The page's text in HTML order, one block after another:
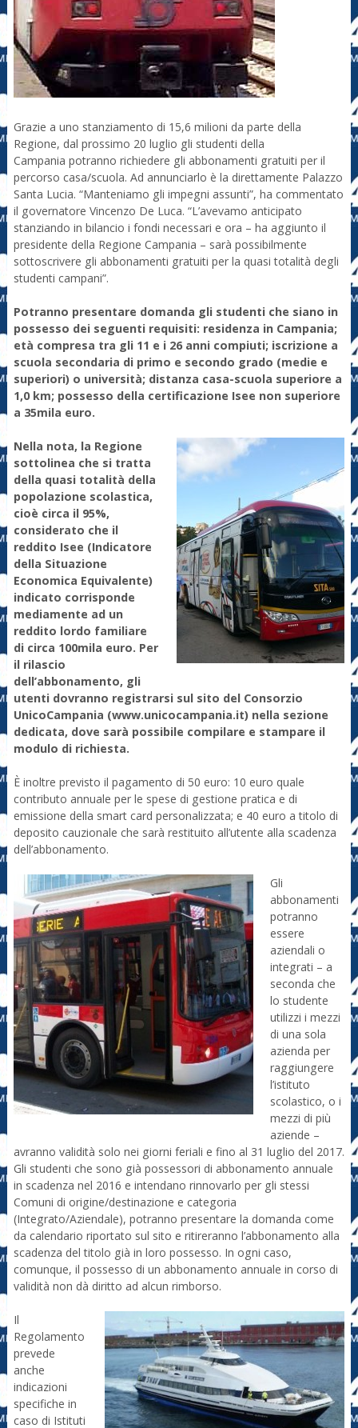
Grazie a uno stanziamento di 15,6 milioni da parte della
Regione, dal prossimo 20 luglio gli studenti della
Campania potranno richiedere gli abbonamenti gratuiti per il
percorso casa/scuola. Ad annunciarlo è la direttamente Palazzo
Santa Lucia. “Manteniamo gli impegni assunti”, ha commentato
il governatore Vincenzo De Luca. “L’avevamo anticipato
stanziando in bilancio i fondi necessari e ora – ha aggiunto il
presidente della Regione Campania – sarà possibilmente
sottoscrivere gli abbonamenti gratuiti per la quasi totalità degli
studenti campani”.
Potranno presentare domanda gli studenti che siano in
possesso dei seguenti requisiti: residenza in Campania;
età compresa tra gli 11 e i 26 anni compiuti; iscrizione a
scuola secondaria di primo e secondo grado (medie e
superiori) o università; distanza casa-scuola superiore a
1,0 km; possesso della certificazione Isee non superiore
a 35mila euro.
Nella nota, la Regione
sottolinea che si tratta
della quasi totalità della
popolazione scolastica,
cioè circa il 95%,
considerato che il
reddito Isee (Indicatore
della Situazione
Economica Equivalente)
indicato corrisponde
mediamente ad un
reddito lordo familiare
di circa 100mila euro. Per
il rilascio
dell’abbonamento, gli
utenti dovranno registrarsi sul sito del Consorzio
UnicoCampania (www.unicocampania.it) nella sezione
dedicata, dove sarà possibile compilare e stampare il
modulo di richiesta.
È inoltre previsto il pagamento di 50 euro: 10 euro quale
contributo annuale per le spese di gestione pratica e di
emissione della smart card personalizzata; e 40 euro a titolo di
deposito cauzionale che sarà restituito all’utente alla scadenza
dell’abbonamento.
Gli
abbonamenti
potranno
essere
aziendali o
integrati – a
seconda che
lo studente
utilizzi i mezzi
di una sola
azienda per
raggiungere
l’istituto
scolastico, o i
mezzi di più
aziende –
avranno validità solo nei giorni feriali e fino al 31 luglio del 2017.
Gli studenti che sono già possessori di abbonamento annuale
in scadenza nel 2016 e intendano rinnovarlo per gli stessi
Comuni di origine/destinazione e categoria
(Integrato/Aziendale), potranno presentare la domanda come
da calendario riportato sul sito e ritireranno l’abbonamento alla
scadenza del titolo già in loro possesso. In ogni caso,
comunque, il possesso di un abbonamento annuale in corso di
validità non dà diritto ad alcun rimborso.
Il
Regolamento
prevede
anche
indicazioni
specifiche in
caso di Istituti